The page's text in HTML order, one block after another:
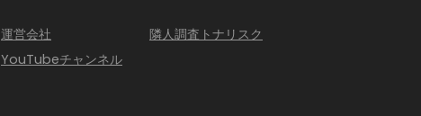
運営会社
YouTubeチャンネル
隣人調査トナリスク